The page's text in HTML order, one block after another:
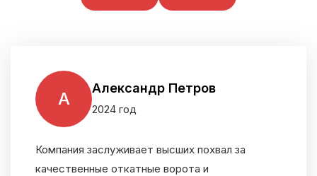
А
Александр Петров
2024 год
Компания заслуживает высших похвал за
качественные откатные ворота и